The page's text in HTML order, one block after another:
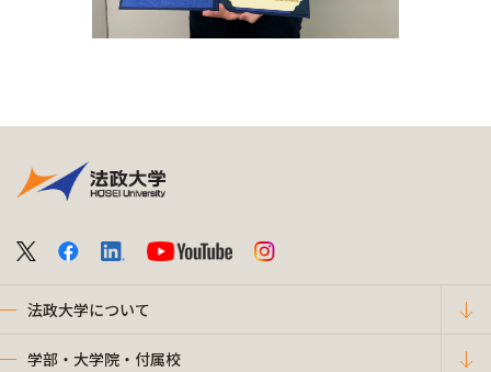
法政大学について
学部・大学院・付属校